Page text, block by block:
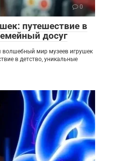
0
путешествие в
досуг
волшебный мир музеев игрушек
в детство, уникальные